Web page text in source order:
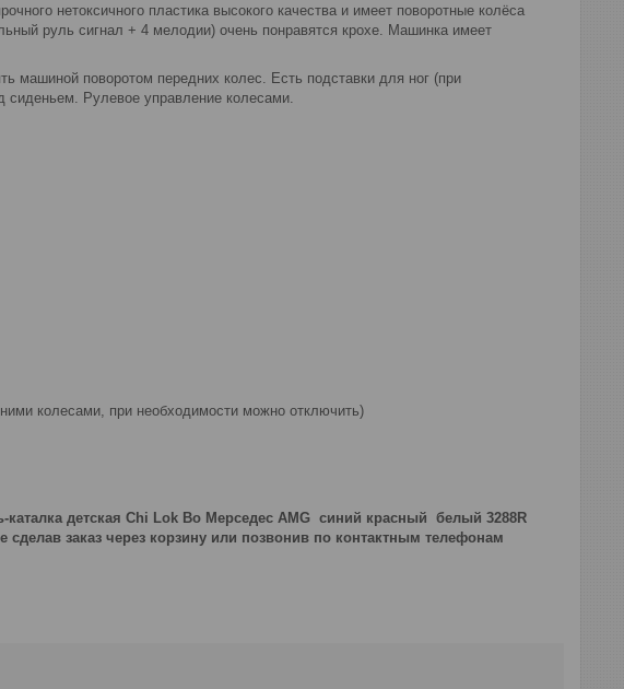
нетоксичного пластика высокого качества и имеет поворотные колёса
руль сигнал + 4 мелодии) очень понравятся крохе. Машинка имеет
машиной поворотом передних колес. Есть подставки для ног (при
сиденьем. Рулевое управление колесами.
колесами, при необходимости можно отключить)
каталка детская Chi Lok Bo Мерседес AMG синий красный белый 3288R
заказ через корзину или позвонив по контактным телефонам